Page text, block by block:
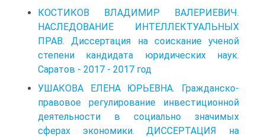
КОСТИКОВ ВЛАДИМИР ВАЛЕРИЕВИЧ.
НАСЛЕДОВАНИЕ ИНТЕЛЛЕКТУАЛЬНЫХ
ПРАВ. Диссертация на соискание ученой
степени кандидата юридических наук.
Саратов - 2017 - 2017 год
УШАКОВА ЕЛЕНА ЮРЬЕВНА. Гражданско-
правовое регулирование инвестиционной
деятельности в социально значимых
сферах экономики. ДИССЕРТАЦИЯ на